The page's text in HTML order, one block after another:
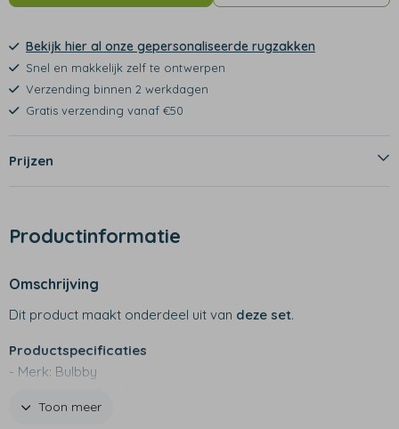
Bekijk hier al onze gepersonaliseerde rugzakken
Snel en makkelijk zelf te ontwerpen
Verzending binnen 2 werkdagen
Gratis verzending vanaf €50
Prijzen
Productinformatie
Omschrijving
Dit product maakt onderdeel uit van deze set.
Productspecificaties
- Merk: Bulbby
- 600 D materiaal
Toon meer